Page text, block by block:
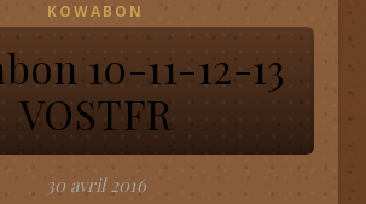
KOWABON
10-11-12-13
VOSTFR
30 avril 2016